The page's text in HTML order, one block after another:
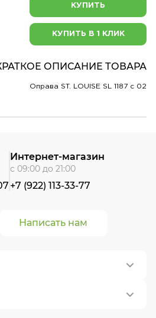
КУПИТЬ
КУПИТЬ В 1 КЛИК
ОПИСАНИЕ ТОВАРА
Оправа ST. LOUISE SL 1187 c 02
Написать нам
Интернет-магазин
с 09:00 до 21:00
+7 (922) 113-33-77